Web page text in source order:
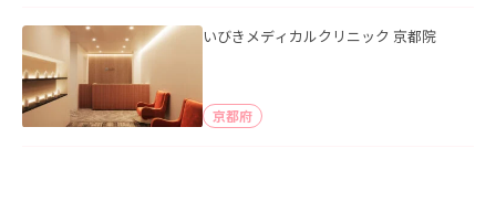
いびきメディカルクリニック 京都院
京都府